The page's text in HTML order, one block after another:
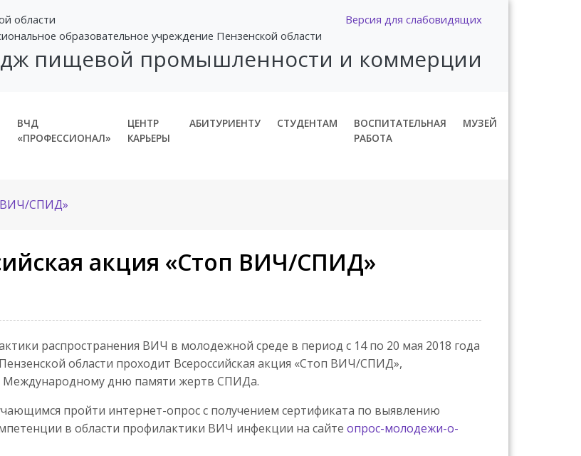
Версия для слабовидящих
области
образовательное учреждение Пензенской области
пищевой промышленности и коммерции
ВЧД
«ПРОФЕССИОНАЛ»
ЦЕНТР
КАРЬЕРЫ
АБИТУРИЕНТУ СТУДЕНТАМ
ВОСПИТАТЕЛЬНАЯ
РАБОТА
МУЗЕЙ
ВИЧ/СПИД»
акция «Стоп ВИЧ/СПИД»
распространения ВИЧ в молодежной среде в период с 14 по 20 мая 2018 года
области проходит Всероссийская акция «Стоп ВИЧ/СПИД»,
Международному дню памяти жертв СПИДа.
пройти интернет-опрос с получением сертификата по выявлению
в области профилактики ВИЧ инфекции на сайте опрос-молодежи-о-